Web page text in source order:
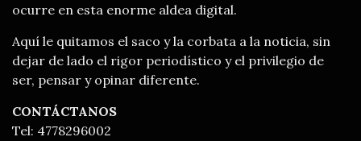
ocurre en esta enorme aldea digital.
Aquí le quitamos el saco y la corbata a la noticia, sin
dejar de lado el rigor periodístico y el privilegio de
ser, pensar y opinar diferente.
CONTÁCTANOS
Tel: 4778296002